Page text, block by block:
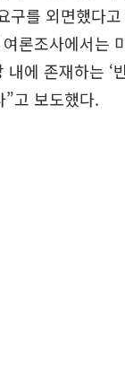
구를 외면했다
론조사에서는
에 존재하는 ‘
”고 보도했다.